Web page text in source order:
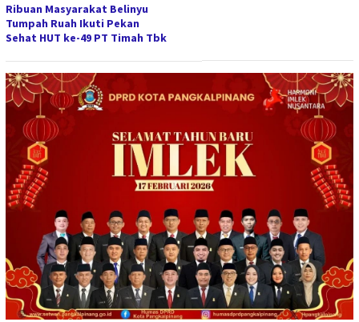
Ribuan Masyarakat Belinyu
Tumpah Ruah Ikuti Pekan
Sehat HUT ke-49 PT Timah Tbk